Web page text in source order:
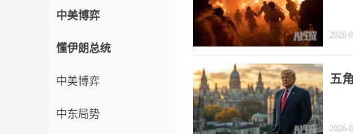
中美博弈
懂伊朗总统
中美博弈
中东局势
2026-
五
2026-